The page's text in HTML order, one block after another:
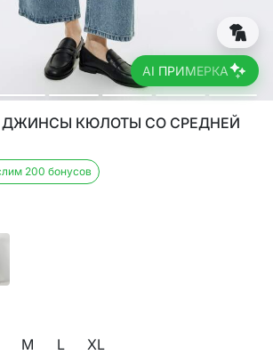
AI ПРИМЕРКА
ДЖИНСЫ КЮЛОТЫ СО СРЕДНЕЙ
200 бонусов
M L XL